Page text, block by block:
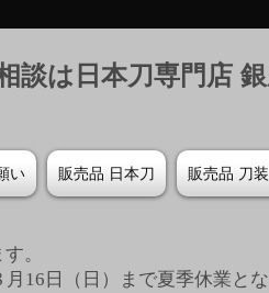
談は日本刀専門店
い 販売品 日本刀 販売品 刀
。
月16日（日）まで夏季休業と